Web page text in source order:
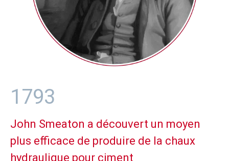
1793
John Smeaton a découvert un moyen
plus efficace de produire de la chaux
hydraulique pour ciment